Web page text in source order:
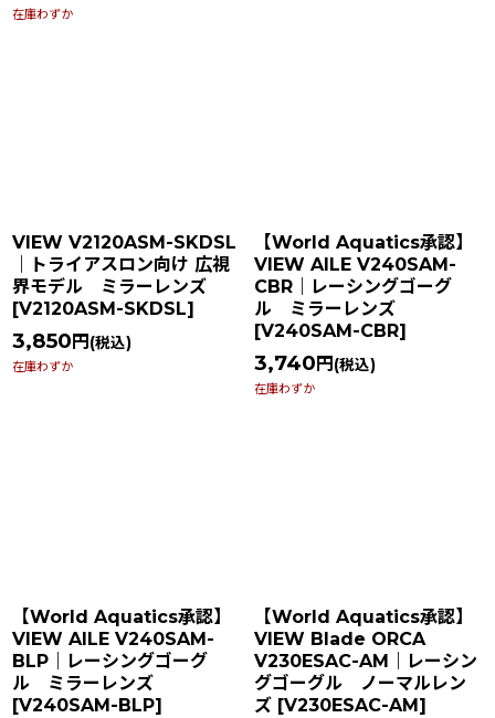
在庫わずか
VIEW V2120ASM-SKDSL
｜トライアスロン向け 広視
界モデル ミラーレンズ
[V2120ASM-SKDSL]
3,850 円 (税込)
在庫わずか
【World Aquatics承認】
VIEW AILE V240SAM-
CBR｜レーシングゴーグ
ル ミラーレンズ
[V240SAM-CBR]
3,740 円 (税込)
在庫わずか
【World Aquatics承認】
VIEW AILE V240SAM-
BLP｜レーシングゴーグ
ル ミラーレンズ
[V240SAM-BLP]
【World Aquatics承認】
VIEW Blade ORCA
V230ESAC-AM｜レーシン
グゴーグル ノーマルレン
ズ [V230ESAC-AM ]